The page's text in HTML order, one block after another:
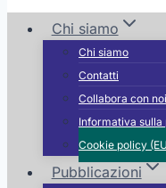
Chi siamo
Chi siamo
Contatti
Collabora con
Informativa
Cookie policy
Pubblicazioni